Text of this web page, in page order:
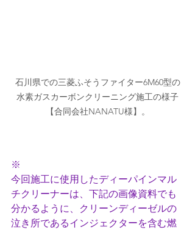
石川県での三菱ふそうファイター6M60型の
水素ガスカーボンクリーニング施工の様子
【合同会社NANATU様】。
※
今回施工に使用したディーパインマル
チクリーナーは、下記の画像資料でも
分かるように、クリーンディーゼルの
泣き所であるインジェクターを含む燃